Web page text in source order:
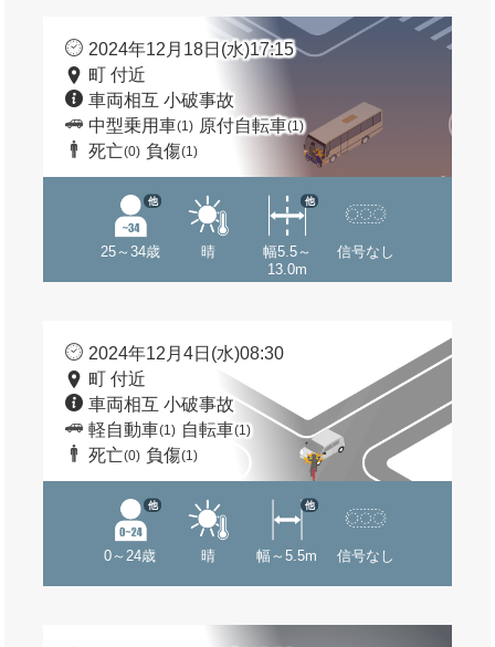
2024年12月18日(水)17:15
町 付近
車両相互 小破事故
中型乗用車(1) 原付自転車(1)
死亡(0) 負傷(1)
25～34歳
他
晴
幅5.5～
13.0m
他
信号なし
2024年12月4日(水)08:30
町 付近
車両相互 小破事故
軽自動車(1) 自転車(1)
死亡(0) 負傷(1)
0～24歳
他
晴 幅～5.5m
他
信号なし